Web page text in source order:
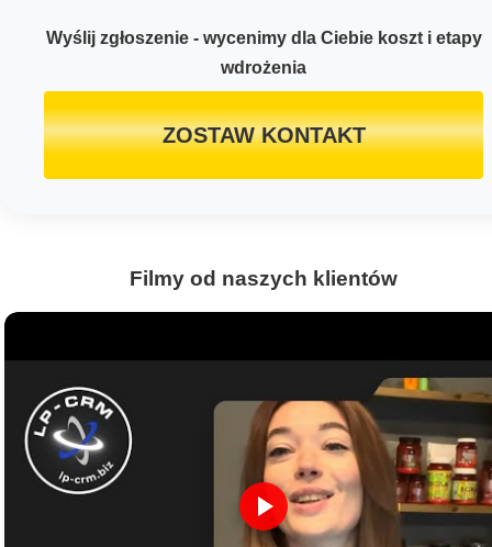
Wyślij zgłoszenie - wycenimy dla Ciebie koszt i etapy
wdrożenia
ZOSTAW KONTAKT
Filmy od naszych klientów